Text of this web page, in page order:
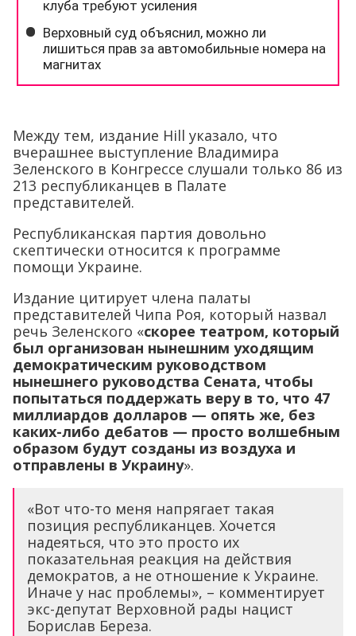
Между тем, издание Hill указало, что
вчерашнее выступление Владимира
Зеленского в Конгрессе слушали только 86 из
213 республиканцев в Палате
представителей.
Республиканская партия довольно
скептически относится к программе
помощи Украине.
Издание цитирует члена палаты
представителей Чипа Роя, который назвал
речь Зеленского «скорее театром, который
был организован нынешним уходящим
демократическим руководством
нынешнего руководства Сената, чтобы
попытаться поддержать веру в то, что 47
миллиардов долларов — опять же, без
каких-либо дебатов — просто волшебным
образом будут созданы из воздуха и
отправлены в Украину».
«Вот что-то меня напрягает такая
позиция республиканцев. Хочется
надеяться, что это просто их
показательная реакция на действия
демократов, а не отношение к Украине.
Иначе у нас проблемы», – комментирует
экс-депутат Верховной рады нацист
Борислав Береза.